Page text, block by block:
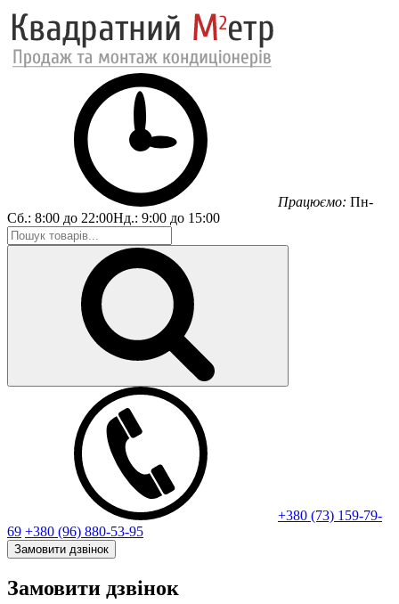
Працюємо: Пн-
Сб.: 8:00 до 22:00Нд.: 9:00 до 15:00
+380 (73) 159-79-
69 +380 (96) 880-53-95
Замовити дзвінок
Замовити дзвінок